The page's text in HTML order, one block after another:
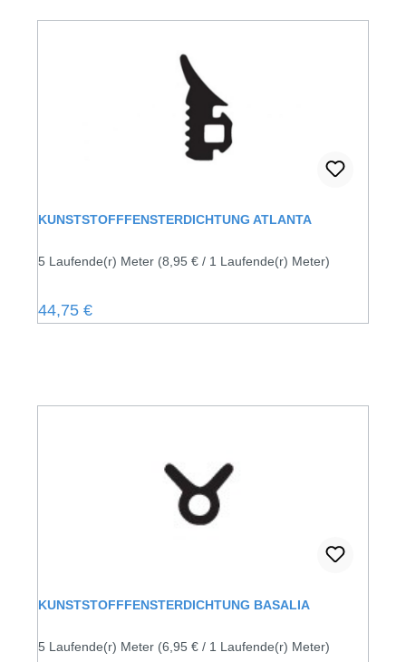
KUNSTSTOFFFENSTERDICHTUNG ATLANTA
5 Laufende(r) Meter (8,95 € / 1 Laufende(r) Meter)
Regulärer Preis:
44,75 €
KUNSTSTOFFFENSTERDICHTUNG BASALIA
5 Laufende(r) Meter (6,95 € / 1 Laufende(r) Meter)